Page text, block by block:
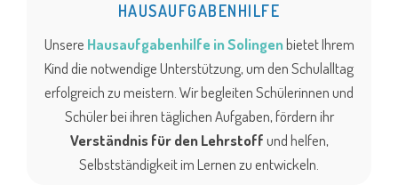
HAUSAUFGABENHILFE
Unsere Hausaufgabenhilfe in Solingenbietet Ihrem
Kind die notwendige Unterstützung, um den Schulalltag
erfolgreich zu meistern. Wir begleiten Schülerinnen und
Schüler bei ihren täglichen Aufgaben, fördern ihr
Verständnis für den Lehrstoffund helfen,
Selbstständigkeit im Lernen zu entwickeln.